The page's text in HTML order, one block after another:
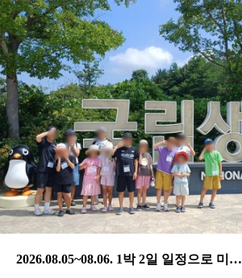
2026.08.05~08.06. 1박 2일 일정으로 미…